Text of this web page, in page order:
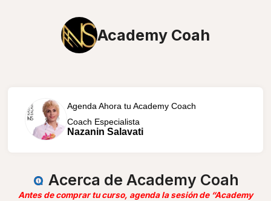
Academy Coah
Agenda Ahora tu Academy Coach
Coach Especialista
Nazanin Salavati
Acerca de Academy Coah
Antes de comprar tu curso, agenda la sesión de “Academy